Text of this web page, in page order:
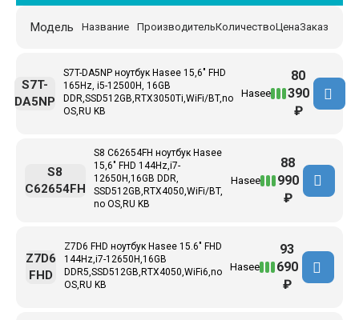
Название Производитель
Модель КоличествоЦенаЗаказ
S7T-DA5NP ноутбук Hasee 15,6" FHD
165Hz, i5-12500H, 16GB
DDR,SSD512GB,RTX3050Ti,WiFi/BT,no
OS,RU KB
Hasee
S7T-
DA5NP
80
390
₽
S8 C62654FH ноутбук Hasee
15,6" FHD 144Hz,i7-
12650H,16GB DDR,
SSD512GB,RTX4050,WiFi/BT,
no OS,RU KB
Hasee
S8
C62654FH
88
990
₽
Z7D6 FHD ноутбук Hasee 15.6" FHD
144Hz,i7-12650H,16GB
DDR5,SSD512GB,RTX4050,WiFi6,no
OS,RU KB
Hasee
Z7D6
FHD
93
690
₽